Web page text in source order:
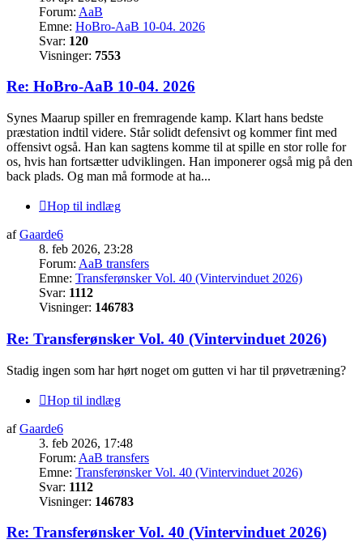
Forum: AaB
Emne: HoBro-AaB 10-04. 2026
Svar: 120
Visninger: 7553
Re: HoBro-AaB 10-04. 2026
Synes Maarup spiller en fremragende kamp. Klart hans bedste
præstation indtil videre. Står solidt defensivt og kommer fint med
offensivt også. Han kan sagtens komme til at spille en stor rolle for
os, hvis han fortsætter udviklingen. Han imponerer også mig på den
back plads. Og man må formode at ha...
Hop til indlæg
afGaarde6
8. feb 2026, 23:28
Forum: AaB transfers
Emne: Transferønsker Vol. 40 (Vintervinduet 2026)
Svar: 1112
Visninger: 146783
Re: Transferønsker Vol. 40 (Vintervinduet 2026)
Stadig ingen som har hørt noget om gutten vi har til prøvetræning?
Hop til indlæg
afGaarde6
3. feb 2026, 17:48
Forum: AaB transfers
Emne: Transferønsker Vol. 40 (Vintervinduet 2026)
Svar: 1112
Visninger: 146783
Re: Transferønsker Vol. 40 (Vintervinduet 2026)